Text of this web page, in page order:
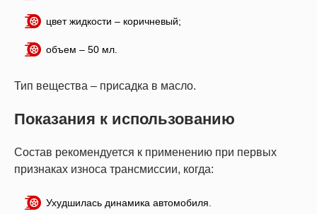
цвет жидкости – коричневый;
объем – 50 мл.
Тип вещества – присадка в масло.
Показания к использованию
Состав рекомендуется к применению при первых
признаках износа трансмиссии, когда:
Ухудшилась динамика автомобиля.